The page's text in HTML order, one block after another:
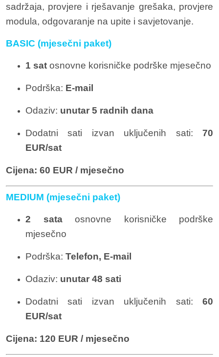
sadržaja, provjere i rješavanje grešaka, provjere
modula, odgovaranje na upite i savjetovanje.
BASIC (mjesečni paket)
1 sat osnovne korisničke podrške mjesečno
Podrška: E-mail
Odaziv: unutar 5 radnih dana
Dodatni sati izvan uključenih sati: 70
EUR/sat
Cijena: 60 EUR / mjesečno
MEDIUM (mjesečni paket)
2 sataosnovne korisničke podrške
mjesečno
Podrška: Telefon, E-mail
Odaziv: unutar 48 sati
Dodatni sati izvan uključenih sati: 60
EUR/sat
Cijena: 120 EUR / mjesečno